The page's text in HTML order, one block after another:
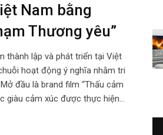
Nam bằng
Thương yêu”
thành lập và phát triển tại Việt
hoạt động ý nghĩa nhằm tri
đầu là brand film “Thấu cảm
giàu cảm xúc được thực hiện…